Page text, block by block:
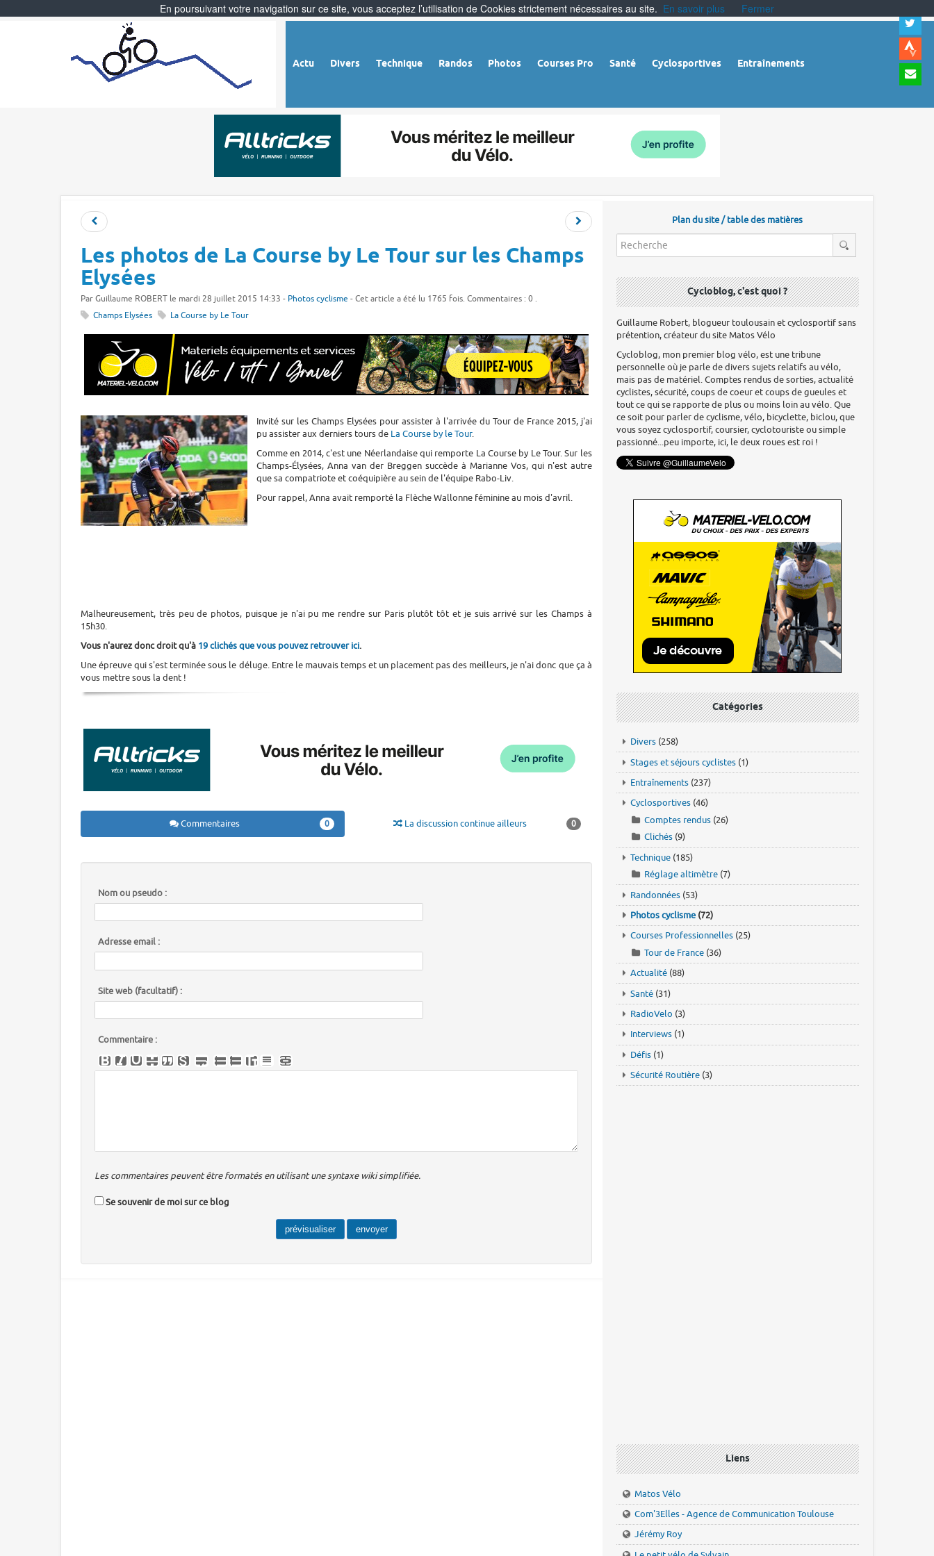
Actu Divers Technique Randos Photos Courses Pro Santé Cyclosportives Entraînements
à
Les photos de La Course by Le Tour sur les Champs
Elysées
Par Guillaume ROBERT le mardi 28 juillet 2015 14:33 - Photos cyclisme - Cet article a été lu 1765 fois. Commentaires : 0 .
Champs Elysées
La Course by Le Tour
Invité sur les Champs Elysées pour assister à l'arrivée du Tour de France 2015, j'ai
pu assister aux derniers tours de La Course by le Tour.
Comme en 2014, c'est une Néerlandaise qui remporte La Course by Le Tour. Sur les
Champs-Élysées, Anna van der Breggen succède à Marianne Vos, qui n'est autre
que sa compatriote et coéquipière au sein de l'équipe Rabo-Liv.
Pour rappel, Anna avait remporté la Flèche Wallonne féminine au mois d'avril.
Malheureusement, très peu de photos, puisque je n'ai pu me rendre sur Paris plutôt tôt et je suis arrivé sur les Champs à
15h30.
Vous n'aurez donc droit qu'à 19 clichés que vous pouvez retrouver ici.
Une épreuve qui s'est terminée sous le déluge. Entre le mauvais temps et un placement pas des meilleurs, je n'ai donc que ça à
vous mettre sous la dent !
Commentaires 0 La discussion continue ailleurs 0
Nom ou pseudo :
Adresse email :
Site web (facultatif) :
Commentaire :
Les commentaires peuvent être formatés en utilisant une syntaxe wiki simplifiée.
Se souvenir de moi sur ce blog
Plan du site / table des matières
Cycloblog, c'est quoi ?
Guillaume Robert, blogueur toulousain et cyclosportif sans
prétention, créateur du site Matos Vélo
Cycloblog, mon premier blog vélo, est une tribune
personnelle où je parle de divers sujets relatifs au vélo,
mais pas de matériel. Comptes rendus de sorties, actualité
cyclistes, sécurité, coups de coeur et coups de gueules et
tout ce qui se rapporte de plus ou moins loin au vélo. Que
ce soit pour parler de cyclisme, vélo, bicyclette, biclou, que
vous soyez cyclosportif, coursier, cyclotouriste ou simple
passionné...peu importe, ici, le deux roues est roi !
Catégories
Divers (258)
Stages et séjours cyclistes (1)
Entraînements (237)
Cyclosportives (46)
Comptes rendus (26)
Clichés (9)
Technique (185)
Réglage altimètre (7)
Randonnées (53)
Photos cyclisme (72)
Courses Professionnelles (25)
Tour de France (36)
Actualité (88)
Santé (31)
RadioVelo (3)
Interviews (1)
Défis (1)
Sécurité Routière (3)
Liens
Matos Vélo
Com'3Elles - Agence de Communication Toulouse
Jérémy Roy
En poursuivant votre navigation sur ce site, vous acceptez l’utilisation de Cookies strictement nécessaires au site. En savoir plus Fermer